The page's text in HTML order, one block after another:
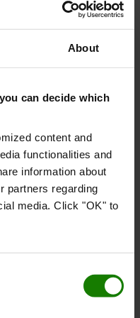
About
can decide which
content and
functionalities and
information about
partners regarding
media. Click "OK" to
på brugte
til en brugt
truck?
købe fra jer?